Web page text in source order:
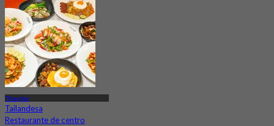
Thonglor
Tailandesa
Restaurante de centro